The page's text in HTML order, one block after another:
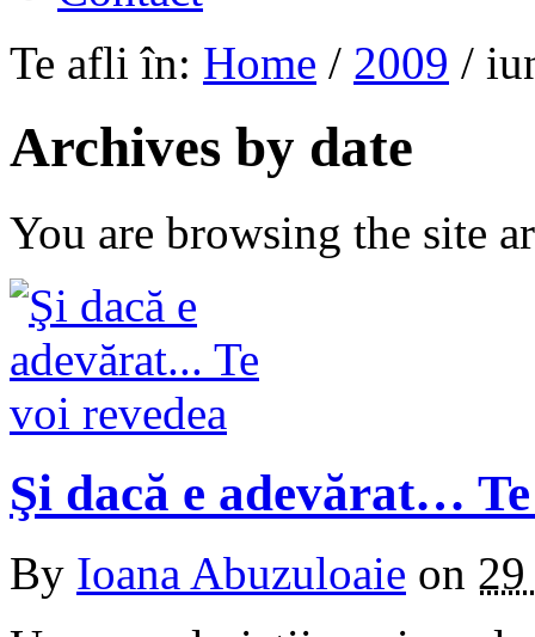
Te afli în: Home / 2009 /
Archives by date
You are browsing the site
Şi dacă e adevărat…
By Ioana Abuzuloaie on